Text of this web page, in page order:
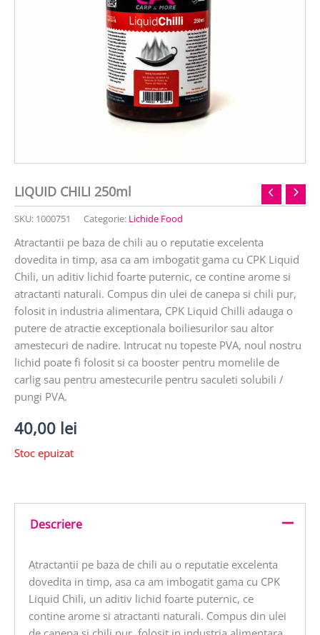
LIQUID CHILI 250ml
SKU: 1000751 Categorie: Lichide Food
Atractantii pe baza de chili au o reputatie excelenta
dovedita in timp, asa ca am imbogatit gama cu CPK Liquid
Chili, un aditiv lichid foarte puternic, ce contine arome si
atractanti naturali. Compus din ulei de canepa si chili pur,
folosit in industria alimentara, CPK Liquid Chilli adauga o
putere de atractie exceptionala boiliesurilor sau altor
amestecuri de nadire. Intrucat nu topeste PVA, noul nostru
lichid poate fi folosit si ca booster pentru momelile de
carlig sau pentru amestecurile pentru saculeti solubili /
pungi PVA.
40,00 lei
Stoc epuizat
Descriere
Atractantii pe baza de chili au o reputatie excelenta
dovedita in timp, asa ca am imbogatit gama cu CPK
Liquid Chili, un aditiv lichid foarte puternic, ce
contine arome si atractanti naturali. Compus din ulei